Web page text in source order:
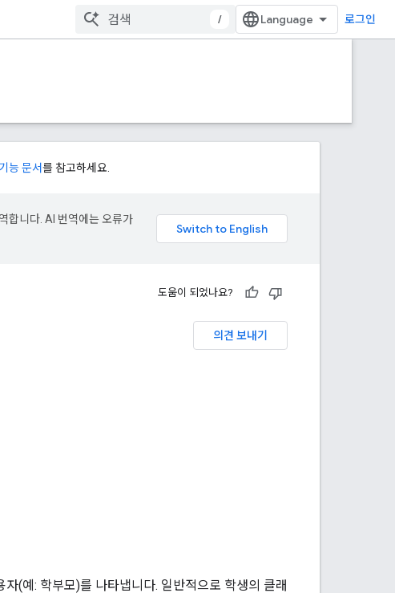
/ 로그인
능 문서를 참고하세요.
합니다. AI 번역에는 오류가
도움이 되었나요?
의견 보내기
(예: 학부모)를 나타냅니다. 일반적으로 학생의 클래